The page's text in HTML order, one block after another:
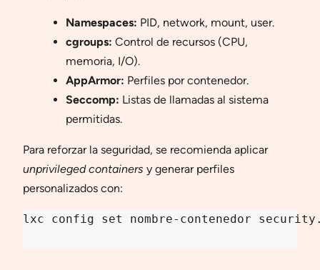
Namespaces: PID, network, mount, user.
cgroups: Control de recursos (CPU,
memoria, I/O).
AppArmor: Perfiles por contenedor.
Seccomp: Listas de llamadas al sistema
permitidas.
Para reforzar la seguridad, se recomienda aplicar
unprivileged containers y generar perfiles
personalizados con:
lxc config set nombre-contenedor